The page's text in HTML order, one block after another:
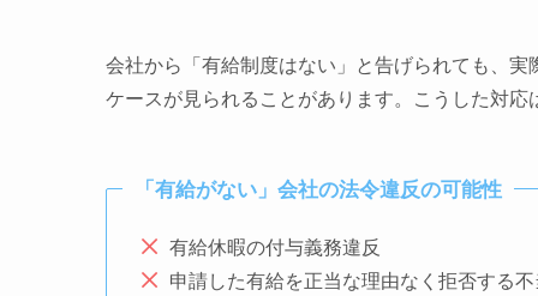
会社から「有給制度はない」と告げられても、
ケースが見られることがあります。こうした対
「有給がない」会社の法令違反の可能性
有給休暇の付与義務違反
申請した有給を正当な理由なく拒否する